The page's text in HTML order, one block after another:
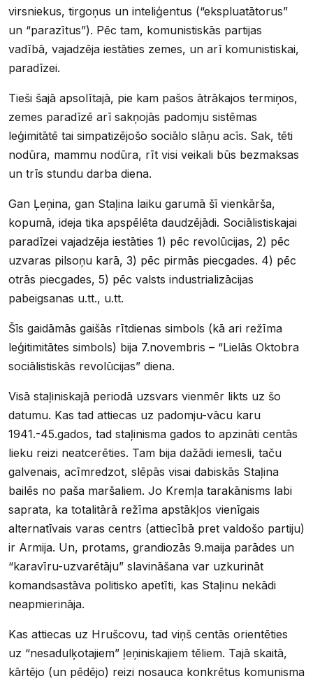
virsniekus, tirgoņus un inteliģentus (“ekspluatātorus”
un “parazītus”). Pēc tam, komunistiskās partijas
vadībā, vajadzēja iestāties zemes, un arī komunistiskai,
paradīzei.
Tieši šajā apsolītajā, pie kam pašos ātrākajos termiņos,
zemes paradīzē arī sakņojās padomju sistēmas
leģimitātē tai simpatizējošo sociālo slāņu acīs. Sak, tēti
nodūra, mammu nodūra, rīt visi veikali būs bezmaksas
un trīs stundu darba diena.
Gan Ļeņina, gan Staļina laiku garumā šī vienkārša,
kopumā, ideja tika apspēlēta daudzējādi. Sociālistiskajai
paradīzei vajadzēja iestāties 1) pēc revolūcijas, 2) pēc
uzvaras pilsoņu karā, 3) pēc pirmās piecgades. 4) pēc
otrās piecgades, 5) pēc valsts industrializācijas
pabeigsanas u.tt., u.tt.
Šīs gaidāmās gaišās rītdienas simbols (kā ari režīma
leģitimitātes simbols) bija 7.novembris – “Lielās Oktobra
sociālistiskās revolūcijas” diena.
Visā staļiniskajā periodā uzsvars vienmēr likts uz šo
datumu. Kas tad attiecas uz padomju-vācu karu
1941.-45.gados, tad staļinisma gados to apzināti centās
lieku reizi neatcerēties. Tam bija dažādi iemesli, taču
galvenais, acīmredzot, slēpās visai dabiskās Staļina
bailēs no paša maršaliem. Jo Kremļa tarakānisms labi
saprata, ka totalitārā režīma apstākļos vienīgais
alternatīvais varas centrs (attiecībā pret valdošo partiju)
ir Armija. Un, protams, grandiozās 9.maija parādes un
“karavīru-uzvarētāju” slavināšana var uzkurināt
komandsastāva politisko apetīti, kas Staļinu nekādi
neapmierināja.
Kas attiecas uz Hrušcovu, tad viņš centās orientēties
uz “nesadulķotajiem” ļeņiniskajiem tēliem. Tajā skaitā,
kārtējo (un pēdējo) reizi nosauca konkrētus komunisma